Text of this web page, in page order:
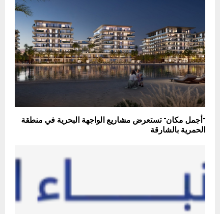
"أجمل مكان" تستعرض مشاريع الواجهة البحرية في منطقة
الحمرية بالشارقة